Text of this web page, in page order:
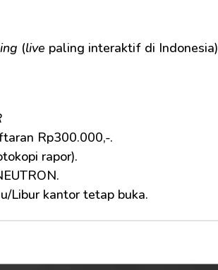
(live paling interaktif di Indonesia)
Rp300.000,-.
rapor).
Libur kantor tetap buka.